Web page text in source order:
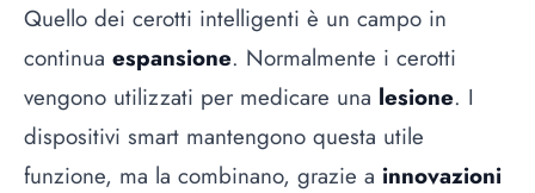
Quello dei cerotti intelligenti è un campo in
continua espansione. Normalmente i cerotti
vengono utilizzati per medicare una lesione. I
dispositivi smart mantengono questa utile
funzione, ma la combinano, grazie a innovazioni